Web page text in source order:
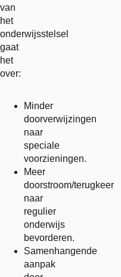
van
het
onderwijsstelsel
gaat
het
over:
Minder
doorverwijzingen
naar
speciale
voorzieningen.
Meer
doorstroom/terugkeer
naar
regulier
onderwijs
bevorderen.
Samenhangende
aanpak